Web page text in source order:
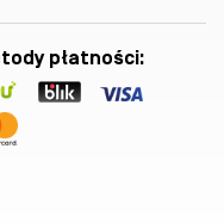
płatności: